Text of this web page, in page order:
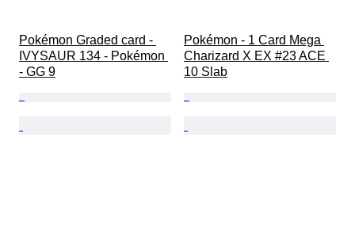
Pokémon Graded card -
IVYSAUR 134 - Pokémon
- GG 9
Pokémon - 1 Card Mega
Charizard X EX #23 ACE
10 Slab